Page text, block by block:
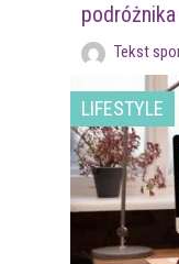
Tekst
LIFESTYLE